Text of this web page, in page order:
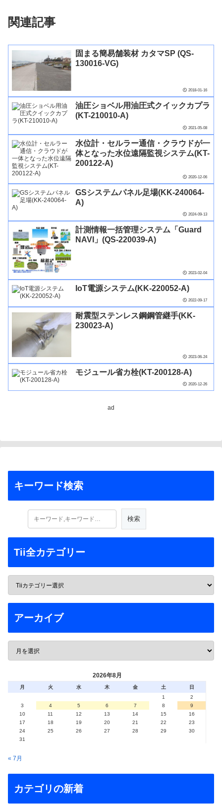
関連記事
固まる簡易舗装材 カタマSP (QS-
130016-VG)
2018-01-16
油圧ショベル用油圧式クイックカプラ
(KT-210010-A)
2021-05-08
水位計・セルラー通信・クラウドが一
体となった水位遠隔監視システム​(KT-
200122-A)
2020-12-06
GSシステムパネル足場(KK-240064-
A)
2024-09-13
計測情報一括管理システム「Guard
NAVI」(QS-220039-A)
2023-02-04
IoT電源システム(KK-220052-A)
2022-09-17
耐震型ステンレス鋼鋼管継手(KK-
230023-A)
2023-06-24
モジュール省カ栓(KT-200128-A)
2020-12-26
ad
キーワード検索
Tii全カテゴリー
アーカイブ
2026年8月
月 火 水 木 金 土
日
1
2
3
4 5 6 7 8
9
10
11 12 13 14 15
16
17
18 19 20 21 22
23
24
25 26 27 28 29
30
31
« 7月
カテゴリの新着